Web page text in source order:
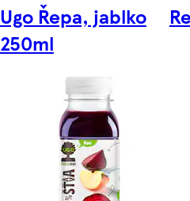
Ugo Řepa, jablko
250ml